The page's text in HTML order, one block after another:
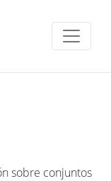
sobre conjuntos